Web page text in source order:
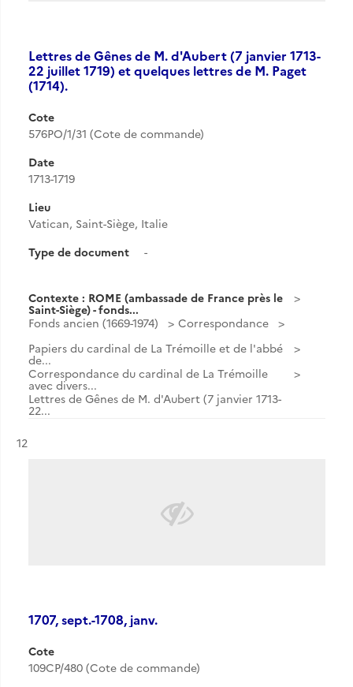
Lettres de Gênes de M. d'Aubert (7 janvier 1713-
22 juillet 1719) et quelques lettres de M. Paget
(1714).
Cote
576PO/1/31 (Cote de commande)
Date
1713-1719
Lieu
Vatican, Saint-Siège, Italie
Type de document
-
Contexte : ROME (ambassade de France près le
Saint-Siège) - fonds...
Fonds ancien (1669-1974)
Correspondance
Papiers du cardinal de La Trémoille et de l'abbé
de...
Correspondance du cardinal de La Trémoille
avec divers...
Lettres de Gênes de M. d'Aubert (7 janvier 1713-
22...
Résultat n°
12
1707, sept.-1708, janv.
Cote
109CP/480 (Cote de commande)